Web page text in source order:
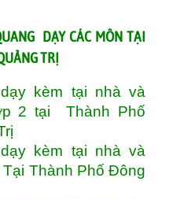
DẠY CÁC MÔN TẠI
TRỊ
kèm tại nhà và
2 tại Thành Phố
kèm tại nhà và
Thành Phố Đông